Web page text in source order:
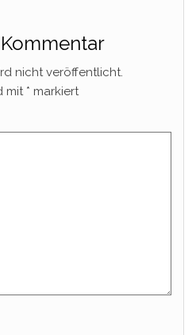
nicht veröffentlicht.
mit * markiert